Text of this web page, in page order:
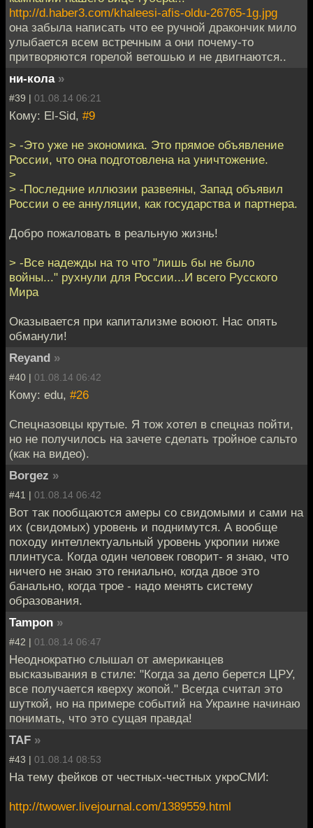
http://d.haber3.com/khaleesi-afis-oldu-26765-1g.jpg
она забыла написать что ее ручной дракончик мило
улыбается всем встречным а они почему-то
притворяются горелой ветошью и не двигнаются..
ни-кола »
#39 | 01.08.14 06:21
Кому: El-Sid, #9
> -Это уже не экономика. Это прямое объявление
России, что она подготовлена на уничтожение.
>
> -Последние иллюзии развеяны, Запад объявил
России о ее аннуляции, как государства и партнера.
Добро пожаловать в реальную жизнь!
> -Все надежды на то что "лишь бы не было
войны..." рухнули для России...И всего Русского
Мира
Оказывается при капитализме воюют. Нас опять
обманули!
Reyand »
#40 | 01.08.14 06:42
Кому: edu, #26
Спецназовцы крутые. Я тож хотел в спецназ пойти,
но не получилось на зачете сделать тройное сальто
(как на видео).
Borgez »
#41 | 01.08.14 06:42
Вот так пообщаются амеры со свидомыми и сами на
их (свидомых) уровень и поднимутся. А вообще
походу интеллектуальный уровень укропии ниже
плинтуса. Когда один человек говорит- я знаю, что
ничего не знаю это гениально, когда двое это
банально, когда трое - надо менять систему
образования.
Tampon »
#42 | 01.08.14 06:47
Неоднократно слышал от американцев
высказывания в стиле: "Когда за дело берется ЦРУ,
все получается кверху жопой." Всегда считал это
шуткой, но на примере событий на Украине начинаю
понимать, что это сущая правда!
TAF »
#43 | 01.08.14 08:53
На тему фейков от честных-честных укроСМИ:
http://twower.livejournal.com/1389559.html